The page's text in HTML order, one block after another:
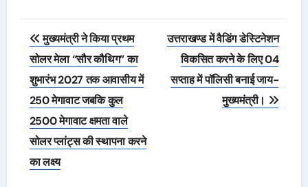
Post
navigation
मुख्यमंत्री ने किया प्रथम
सोलर मेला “सौर कौथिग” का
शुभारंभ 2027 तक आवासीय में
250 मेगावाट जबकि कुल
2500 मेगावाट क्षमता वाले
सोलर प्लांट्स की स्थापना करने
का लक्ष्य
उत्तराखण्ड में वैडिंग डेस्टिनेशन
विकसित करने के लिए 04
सप्ताह में पॉलिसी बनाई जाय-
मुख्यमंत्री।